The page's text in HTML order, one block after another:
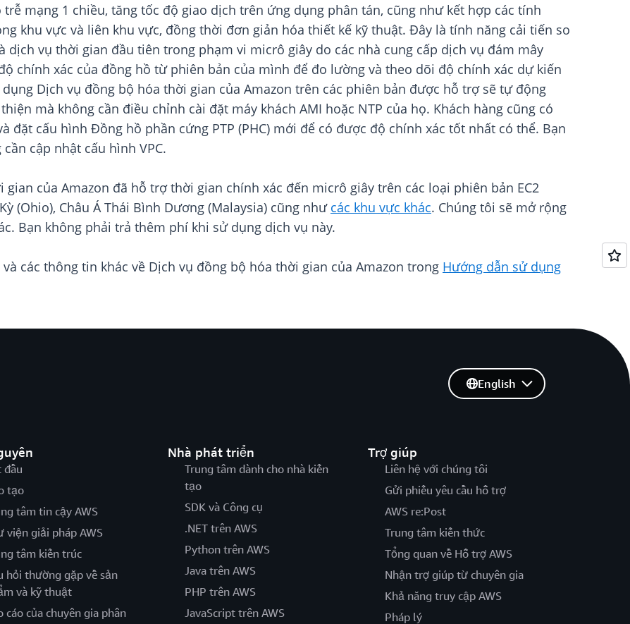
mạng 1 chiều, tăng tốc độ giao dịch trên ứng dụng phân tán, cũng như kết hợp các tính
khu vực và liên khu vực, đồng thời đơn giản hóa thiết kế kỹ thuật. Đây là tính năng cải tiến so
vụ thời gian đầu tiên trong phạm vi micrô giây do các nhà cung cấp dịch vụ đám mây
chính xác của đồng hồ từ phiên bản của mình để đo lường và theo dõi độ chính xác dự kiến
Dịch vụ đồng bộ hóa thời gian của Amazon trên các phiên bản được hỗ trợ sẽ tự động
mà không cần điều chỉnh cài đặt máy khách AMI hoặc NTP của họ. Khách hàng cũng có
đặt cấu hình Đồng hồ phần cứng PTP (PHC) mới để có được độ chính xác tốt nhất có thể. Bạn
cập nhật cấu hình VPC.
của Amazon đã hỗ trợ thời gian chính xác đến micrô giây trên các loại phiên bản EC2
(Ohio), Châu Á Thái Bình Dương (Malaysia) cũng như các khu vực khác. Chúng tôi sẽ mở rộng
Bạn không phải trả thêm phí khi sử dụng dịch vụ này.
các thông tin khác về Dịch vụ đồng bộ hóa thời gian của Amazon trong Hướng dẫn sử dụng
đầu
tạo
tâm tin cậy AWS
viện giải pháp AWS
tâm kiến trúc
hỏi thường gặp về sản
và kỹ thuật
cáo của chuyên gia phân
Nhà phát triển
Trung tâm dành cho nhà kiến
tạo
SDK và Công cụ
.NET trên AWS
Python trên AWS
Java trên AWS
PHP trên AWS
JavaScript trên AWS
Trợ giúp
Liên hệ với chúng tôi
Gửi phiếu yêu cầu hỗ trợ
AWS re:Post
Trung tâm kiến thức
Tổng quan về Hỗ trợ AWS
Nhận trợ giúp từ chuyên gia
Khả năng truy cập AWS
Pháp lý
English